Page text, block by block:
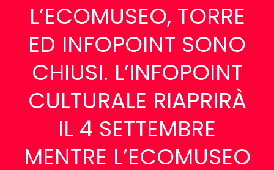
L’ECOMUSEO, TORRE
ED INFOPOINT SONO
CHIUSI. L’INFOPOINT
CULTURALE RIAPRIRÀ
IL 4 SETTEMBRE
MENTRE L’ECOMUSEO